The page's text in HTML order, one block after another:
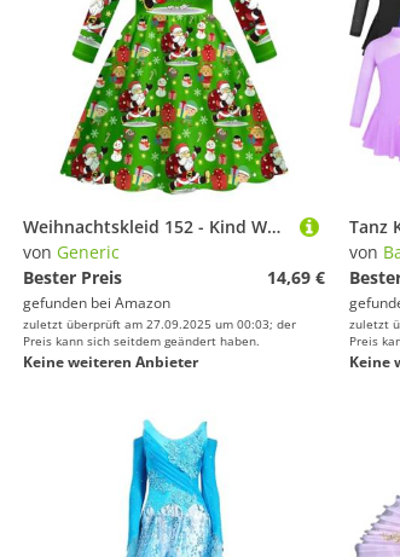
Weihnachtskleid 152 - Kind Weihnachten Mädchen Kleider Party Dance Kostüm Kinder Weihnachten Prinzessin Kleid
von Generic
Bester Preis
14,69 €
gefunden bei Amazon
zuletzt überprüft am 27.09.2025 um 00:03; der
Preis kann sich seitdem geändert haben.
Keine weiteren Anbieter
von
zuletzt
Preis
Keine